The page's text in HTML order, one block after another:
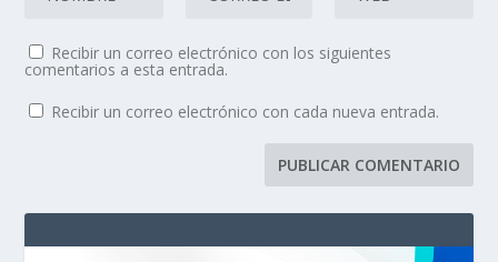
Recibir un correo electrónico con los siguientes
comentarios a esta entrada.
Recibir un correo electrónico con cada nueva entrada.